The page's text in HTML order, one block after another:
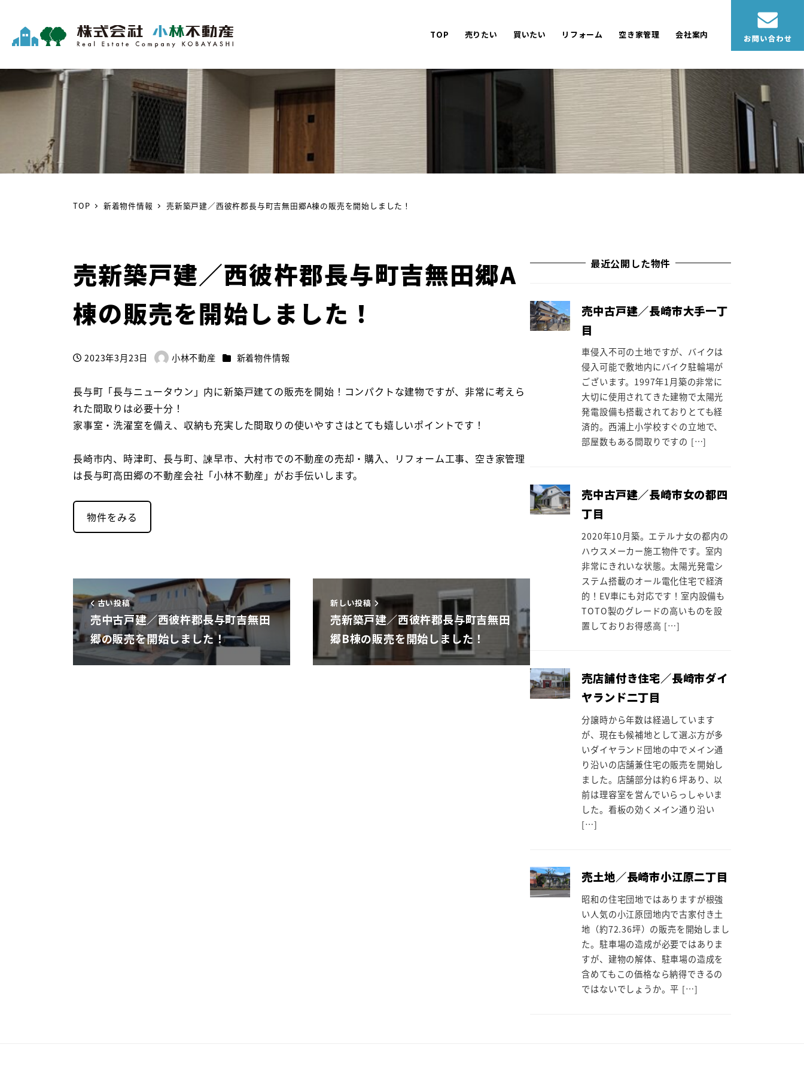
TOP 売りたい 買いたい リフォーム 空き家管理 会社案内
TOP 新着物件情報 売新築戸建／西彼杵郡長与町吉無田郷A棟の販売を開始しました！
売新築戸建／西彼杵郡長与町吉無田郷A
棟の販売を開始しました！
投稿日
2023年3月23日
著
小林不動産 カテゴリー
新着物件情報
長与町「長与ニュータウン」内に新築戸建ての販売を開始！コンパクトな建物ですが、非常に考えら
れた間取りは必要十分！
家事室・洗濯室を備え、収納も充実した間取りの使いやすさはとても嬉しいポイントです！
長崎市内、時津町、長与町、諫早市、大村市での不動産の売却・購入、リフォーム工事、空き家管理
は長与町高田郷の不動産会社「小林不動産」がお手伝いします。
物件をみる
古い投稿
売中古戸建／西彼杵郡長与町吉無田
郷の販売を開始しました！
新しい投稿
売新築戸建／西彼杵郡長与町吉無田
郷B棟の販売を開始しました！
最近公開した物件
売中古戸建／長崎市大手一丁
目
車侵入不可の土地ですが、バイクは
侵入可能で敷地内にバイク駐輪場が
ございます。1997年1月築の非常に
大切に使用されてきた建物で太陽光
発電設備も搭載されておりとても経
済的。西浦上小学校すぐの立地で、
部屋数もある間取りですの […]
売中古戸建／長崎市女の都四
丁目
2020年10月築。エテルナ女の都内の
ハウスメーカー施工物件です。室内
非常にきれいな状態。太陽光発電シ
ステム搭載のオール電化住宅で経済
的！EV車にも対応です！室内設備も
TOTO製のグレードの高いものを設
置しておりお得感高 […]
売店舗付き住宅／長崎市ダイ
ヤランド二丁目
分譲時から年数は経過しています
が、現在も候補地として選ぶ方が多
いダイヤランド団地の中でメイン通
り沿いの店舗兼住宅の販売を開始し
ました。店舗部分は約６坪あり、以
前は理容室を営んでいらっしゃいま
した。看板の効くメイン通り沿い
[…]
売土地／長崎市小江原二丁目
昭和の住宅団地ではありますが根強
い人気の小江原団地内で古家付き土
地（約72.36坪）の販売を開始しまし
た。駐車場の造成が必要ではありま
すが、建物の解体、駐車場の造成を
含めてもこの価格なら納得できるの
ではないでしょうか。平 […]